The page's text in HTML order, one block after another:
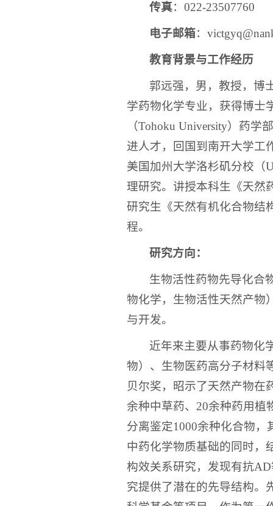
传真：022-23507760
电子邮箱：
教育背景与工作经历
郭远强，男，教授，博
学药物化学专业，获得博士
（Tohoku University）药学
进人才，回国到南开大学工
美国加州大学洛杉矶分校（
理研究。讲授本科生《天然
研究生《天然有机化合物结
程。
研究方向：
生物活性药物先导化合
物化学，生物活性天然产物
与开发。
近年来主要从事药物化
物）、生物医药高分子材料
贝尔奖，昭示了天然产物在
余种中草药、20余种药用植
分离鉴定1000余种化合物
中药化学物质基础的同时，
构效关系研究，发现有抗
究提供了潜在的先导结构。